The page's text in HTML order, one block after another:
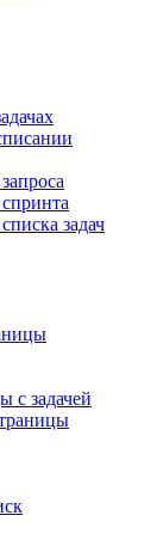
задач
с задачей